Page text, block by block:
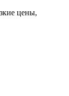
цены,